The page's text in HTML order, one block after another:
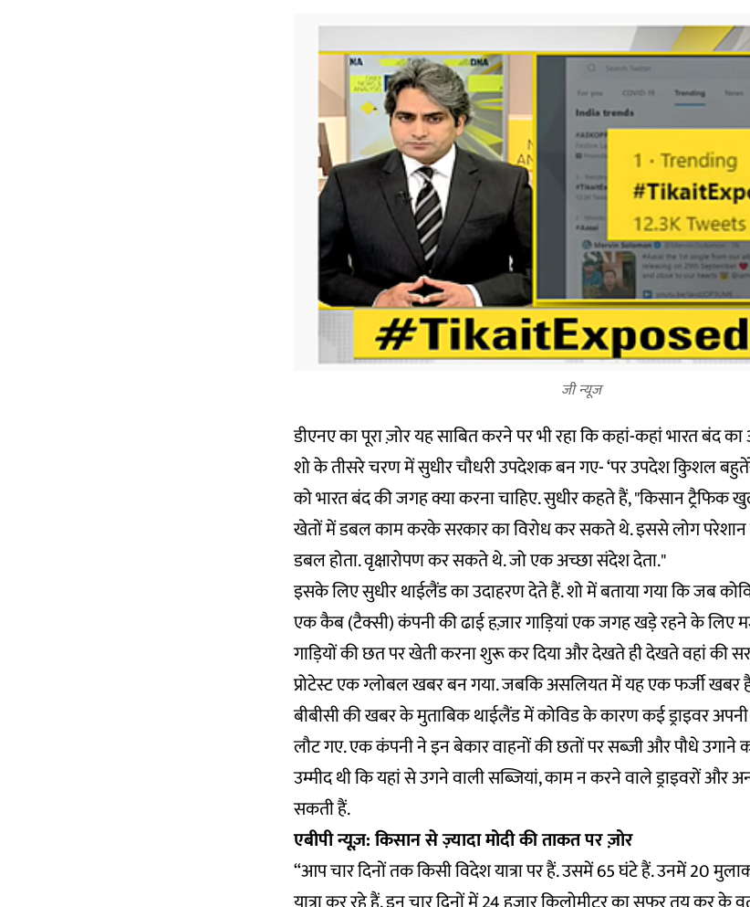
जी न्यूज
डीएनए का पूरा ज़ोर यह साबित करने पर भी रहा कि कहां-कहां भारत बंद
शो के तीसरे चरण में सुधीर चौधरी उपदेशक बन गए- ‘पर उपदेश किुशल
को भारत बंद की जगह क्या करना चाहिए. सुधीर कहते हैं, "किसान
खेतों में डबल काम करके सरकार का विरोध कर सकते थे. इससे लोग परेशान
डबल होता. वृक्षारोपण कर सकते थे. जो एक अच्छा संदेश देता."
इसके लिए सुधीर थाईलैंड का उदाहरण देते हैं. शो में बताया गया कि जब
एक कैब (टैक्सी) कंपनी की ढाई हज़ार गाड़ियां एक जगह खड़े रहने के लिए
गाड़ियों की छत पर खेती करना शुरू कर दिया और देखते ही देखते वहां की
प्रोटेस्ट एक ग्लोबल खबर बन गया. जबकि असलियत में यह एक फर्जी खबर
बीबीसीकी खबर के मुताबिक थाईलैंड में कोविड के कारण कई ड्राइवर
लौट गए. एक कंपनी ने इन बेकार वाहनों की छतों पर सब्जी और पौधे उगाने
उम्मीद थी कि यहां से उगने वाली सब्जियां, काम न करने वाले ड्राइवरों और
सकती हैं.
एबीपी न्यूज़: किसान से ज़्यादा मोदी की ताकत पर ज़ोर
“आप चार दिनों तक किसी विदेश यात्रा पर हैं. उसमें 65 घंटे हैं. उनमें 20